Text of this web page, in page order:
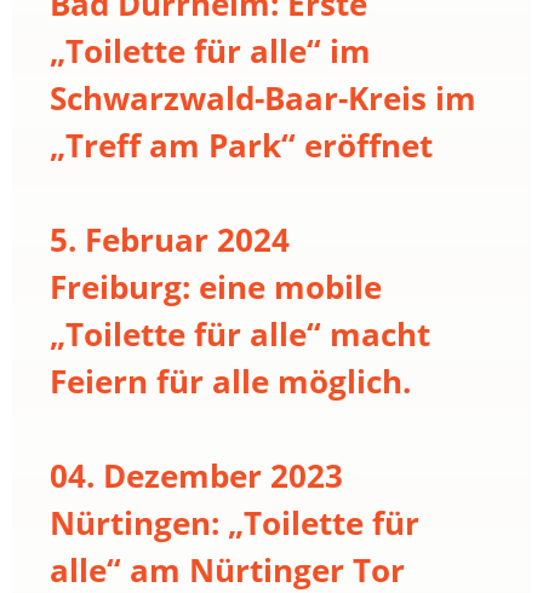
„Toilette für alle“ im
Schwarzwald-Baar-Kreis im
„Treff am Park“ eröffnet
5. Februar 2024
Freiburg: eine mobile
„Toilette für alle“ macht
Feiern für alle möglich.
04. Dezember 2023
Nürtingen: „Toilette für
alle“ am Nürtinger Tor